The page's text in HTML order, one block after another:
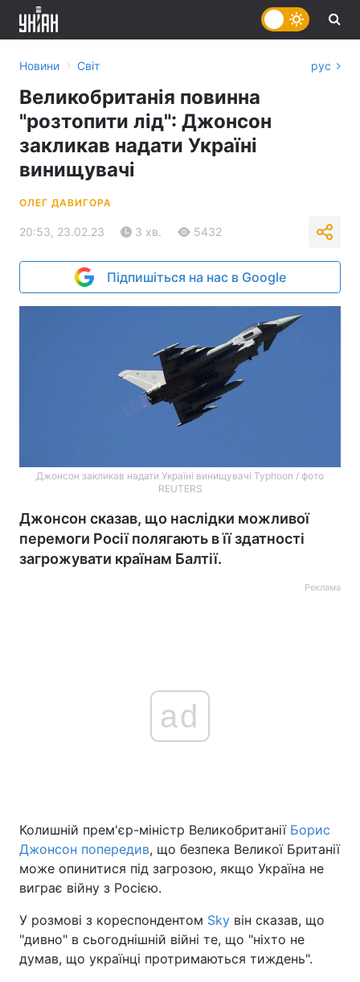
Україна Політика
Спорт
Техно і зв'язок Лайт
Зброя Інциденти
Новини › Світ рус
Великобританія повинна
"розтопити лід": Джонсон
закликав надати Україні
винищувачі
ОЛЕГ ДАВИГОРА
20:53, 23.02.23 3 хв. 5432
Підпишіться на нас в Google
Джонсон закликав надати Україні винищувачі Typhoon / фото
REUTERS
Джонсон сказав, що наслідки можливої
перемоги Росії полягають в її здатності
загрожувати країнам Балтії.
Реклама
ad
Колишній прем'єр-міністр Великобританії Борис
Джонсон попередив, що безпека Великої Британії
може опинитися під загрозою, якщо Україна не
виграє війну з Росією.
У розмові з кореспондентом Sky він сказав, що
"дивно" в сьогоднішній війні те, що "ніхто не
думав, що українці протримаються тиждень".